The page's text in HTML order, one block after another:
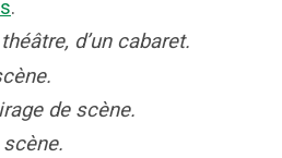
.
d’un cabaret.
de scène.